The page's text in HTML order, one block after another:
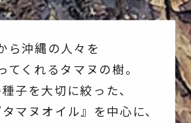
ら沖縄の人々を
てくれるタマヌの樹。
子を大切に絞った、
マヌオイル』を中心に、